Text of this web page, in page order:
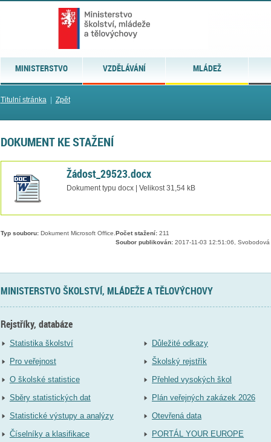
MINISTERSTVO VZDĚLÁVÁNÍ MLÁDEŽ
Titulní stránka| Zpět
DOKUMENT KE STAŽENÍ
Žádost_29523.docx
Dokument typu docx | Velikost 31,54 kB
Typ souboru:Dokument Microsoft Office. Počet stažení:211
Soubor publikován:2017-11-03 12:51:06, Svobodová
MINISTERSTVO ŠKOLSTVÍ, MLÁDEŽE A TĚLOVÝCHOVY
Rejstříky, databáze
Statistika školství
Pro veřejnost
O školské statistice
Sběry statistických dat
Statistické výstupy a analýzy
Číselníky a klasifikace
Důležité odkazy
Školský rejstřík
Přehled vysokých škol
Plán veřejných zakázek 2026
Otevřená data
PORTÁL YOUR EUROPE